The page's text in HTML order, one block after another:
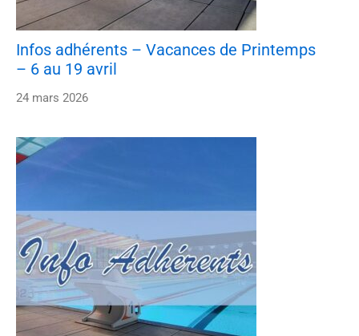
Infos adhérents – Vacances de Printemps
– 6 au 19 avril
24 mars 2026